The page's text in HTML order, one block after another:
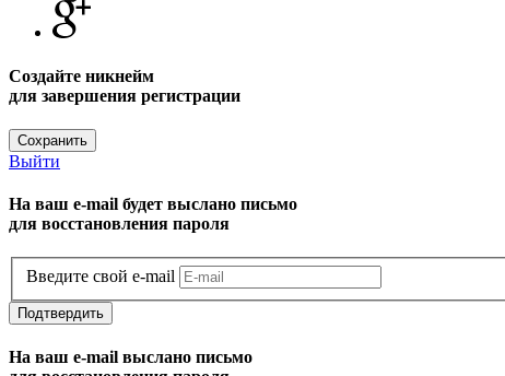
Создайте никнейм
для завершения регистрации
Сохранить
Выйти
На ваш e-mail будет выслано письмо
для восстановления пароля
Введите свой e-mail
Подтвердить
На ваш e-mail выслано письмо